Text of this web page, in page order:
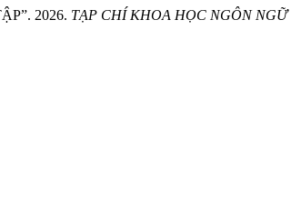
2026. TẠP CHÍ KHOA HỌC NGÔN NGỮ